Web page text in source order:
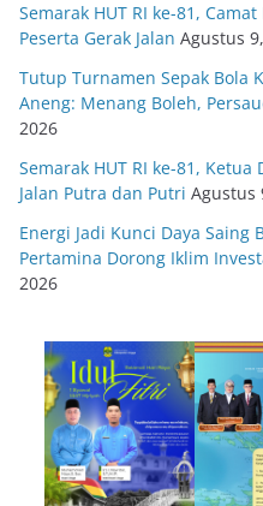
Semarak HUT RI ke-81,
Peserta Gerak Jalan Agustus
Tutup Turnamen Sepak Bola
Aneng: Menang Boleh,
2026
Semarak HUT RI ke-81, Ketua
Jalan Putra dan Putri Agustus
Energi Jadi Kunci Daya
Pertamina Dorong Iklim
2026